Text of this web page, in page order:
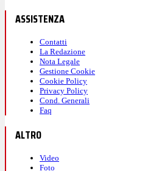
ASSISTENZA
Contatti
La Redazione
Nota Legale
Gestione Cookie
Cookie Policy
Privacy Policy
Cond. Generali
Faq
ALTRO
Video
Foto